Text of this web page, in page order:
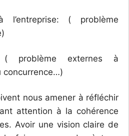
l’entreprise: ( problème
( problème externes à
concurrence…)
nous amener à réfléchir
attention à la cohérence
Avoir une vision claire de